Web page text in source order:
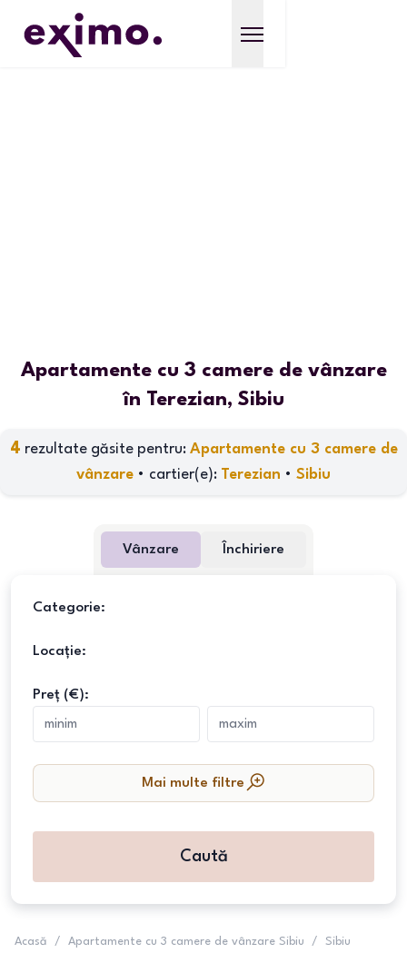
Apartamente cu 3 camere de vânzare
în Terezian, Sibiu
4 rezultate găsite pentru: Apartamente cu 3 camere de
vânzare • cartier(e): Terezian • Sibiu
Vânzare Închiriere
Categorie:
Locație:
Preț (€):
Mai multe filtre
Caută
Acasă / Apartamente cu 3 camere de vânzare Sibiu /
Sibiu